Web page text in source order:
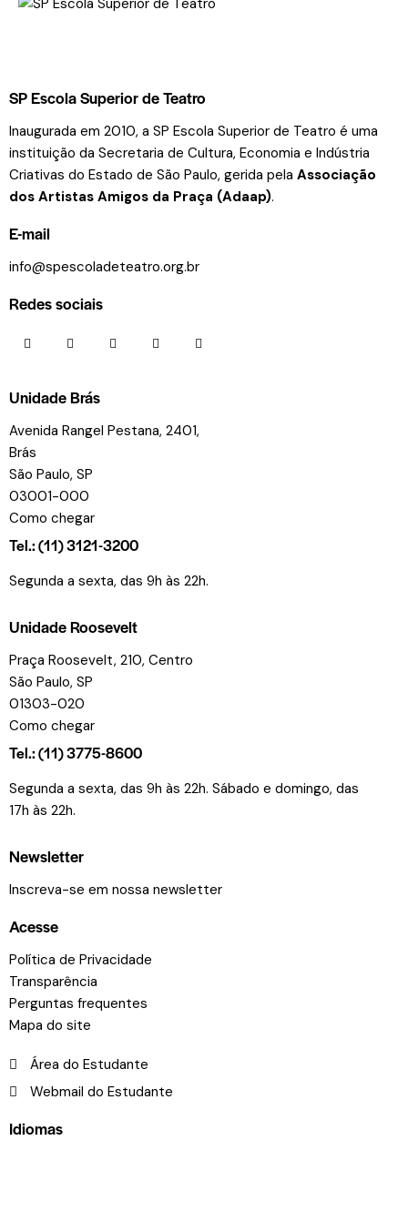
SP Escola Superior de Teatro
Inaugurada em 2010, a SP Escola Superior de Teatro é uma
instituição da Secretaria de Cultura, Economia e Indústria
Criativas do Estado de São Paulo, gerida pela Associação
dos Artistas Amigos da Praça (Adaap).
E-mail
info@spescoladeteatro.org.br
Redes sociais
Unidade Brás
Avenida Rangel Pestana, 2401,
Brás
São Paulo, SP
03001-000
Como chegar
Tel.: (11) 3121-3200
Segunda a sexta, das 9h às 22h.
Unidade Roosevelt
Praça Roosevelt, 210, Centro
São Paulo, SP
01303-020
Como chegar
Tel.: (11) 3775-8600
Segunda a sexta, das 9h às 22h. Sábado e domingo, das
17h às 22h.
Newsletter
Inscreva-se em nossa newsletter
Acesse
Política de Privacidade
Transparência
Perguntas frequentes
Mapa do site
Área do Estudante
Webmail do Estudante
Idiomas